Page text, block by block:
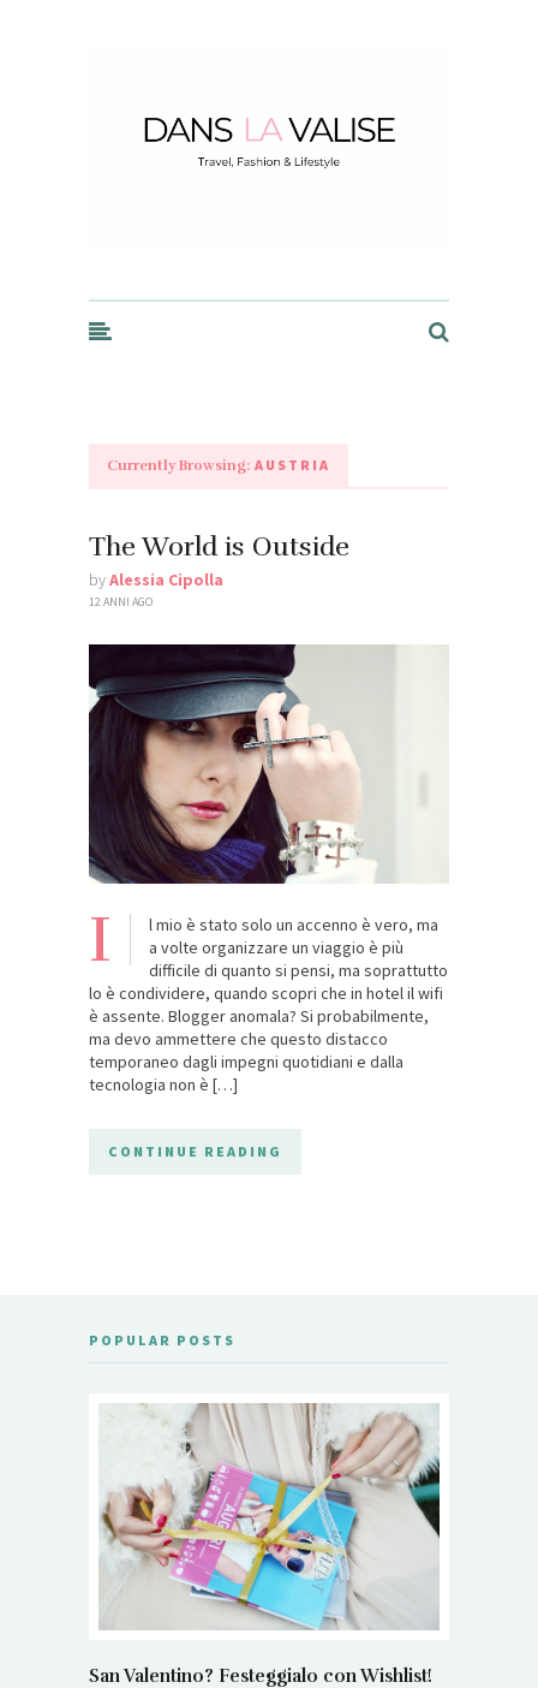
Currently Browsing: AUSTRIA
The World is Outside
byAlessia Cipolla
12 ANNI AGO
I
l mio è stato solo un accenno è vero, ma
a volte organizzare un viaggio è più
difficile di quanto si pensi, ma soprattutto
lo è condividere, quando scopri che in hotel il wifi
è assente. Blogger anomala? Si probabilmente,
ma devo ammettere che questo distacco
temporaneo dagli impegni quotidiani e dalla
tecnologia non è […]
CONTINUE READING
POPULAR POSTS
San Valentino? Festeggialo con Wishlist!